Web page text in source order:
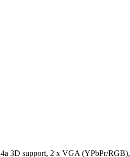
3D support, 2 x VGA (YPbPr/RGB),